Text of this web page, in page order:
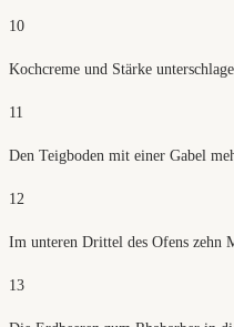
10
Kochcreme und Stärke
11
Den Teigboden mit einer Gabel
12
Im unteren Drittel des Ofens zehn
13